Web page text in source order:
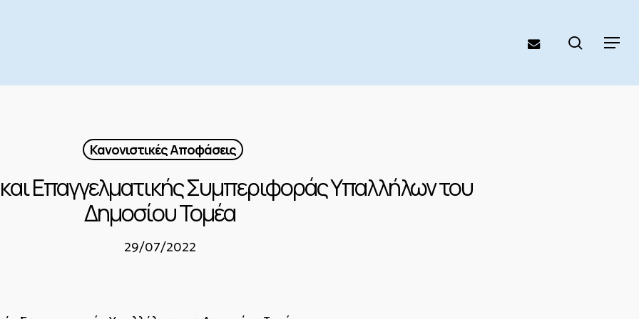
Menu
email search
Κανονιστικές Αποφάσεις
Επαγγελματικής Συμπεριφοράς Υπαλλήλων του
Δημοσίου Τομέα
29/07/2022